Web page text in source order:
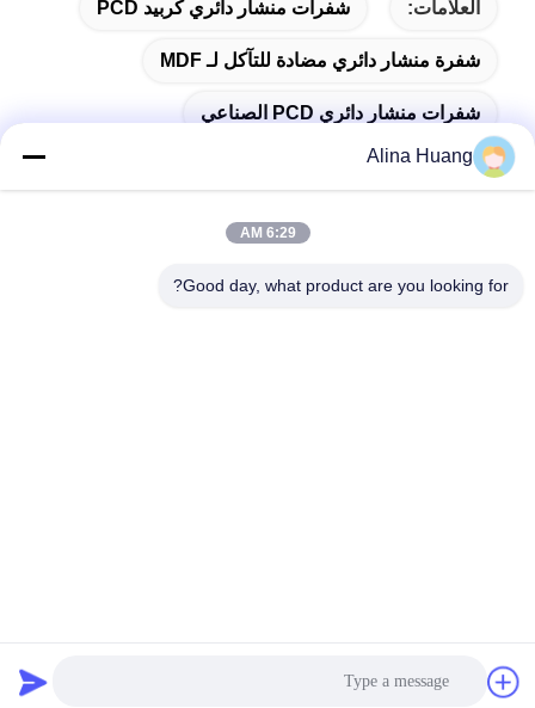
العلامات: شفرات منشار دائري كربيد PCD
شفرة منشار دائري مضادة للتآكل لـ MDF
شفرات منشار دائري PCD الصناعي
دائري TCT المورد. حقوق الطبع والنشر © 2022-2026 Foshan Nanhai
Yongtai Saw Co., Ltd . كل شيء حقوق محجوزة
Alina Huang
6:29 AM
Good day, what product are you looking for?